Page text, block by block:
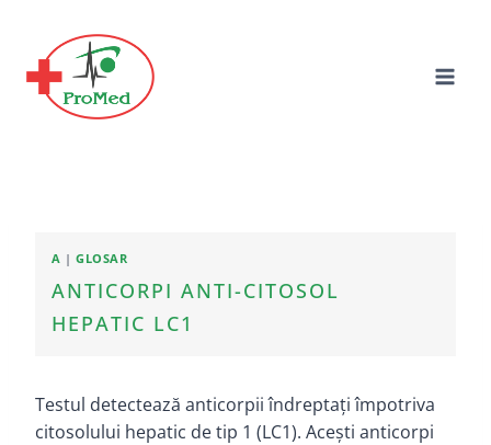
content
A |GLOSAR
ANTICORPI ANTI-CITOSOL
HEPATIC LC1
Testul detectează anticorpii îndreptați împotriva
citosolului hepatic de tip 1 (LC1). Acești anticorpi